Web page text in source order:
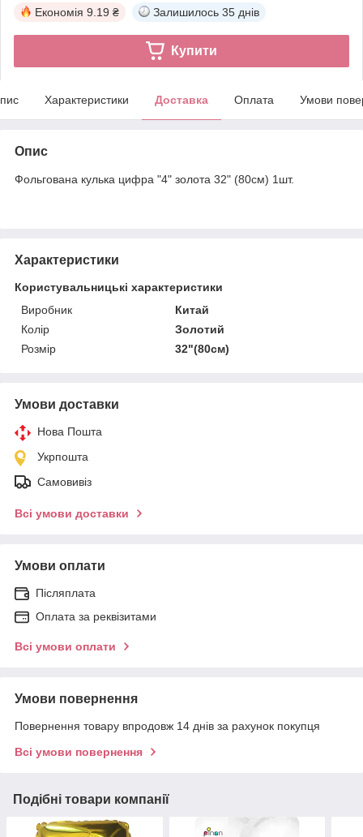
Економія 9.19 ₴ Залишилось 35 днів
Купити
Характеристики Доставка Оплата Умови
Опис
Фольгована кулька цифра "4" золота 32" (80см) 1шт.
Характеристики
Користувальницькі характеристики
Виробник
Китай
Колір
Золотий
Розмір
32"(80см)
Умови доставки
Нова Пошта
Укрпошта
Самовивіз
Всі умови доставки
Умови оплати
Післяплата
Оплата за реквізитами
Всі умови оплати
Умови повернення
Повернення товару впродовж 14 днів за рахунок покупця
Всі умови повернення
Подібні товари компанії